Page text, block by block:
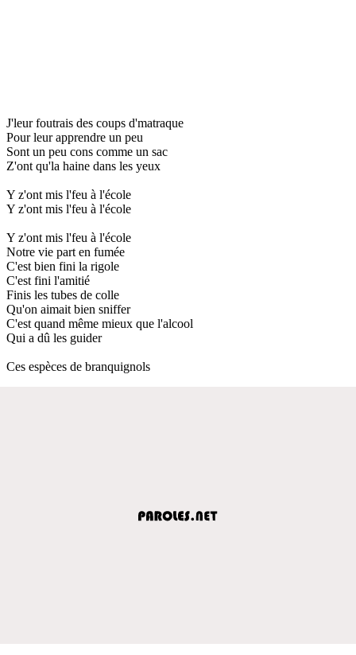
J'leur foutrais des coups d'matraque
Pour leur apprendre un peu
Sont un peu cons comme un sac
Z'ont qu'la haine dans les yeux
Y z'ont mis l'feu à l'école
Y z'ont mis l'feu à l'école
Y z'ont mis l'feu à l'école
Notre vie part en fumée
C'est bien fini la rigole
C'est fini l'amitié
Finis les tubes de colle
Qu'on aimait bien sniffer
C'est quand même mieux que l'alcool
Qui a dû les guider
Ces espèces de branquignols